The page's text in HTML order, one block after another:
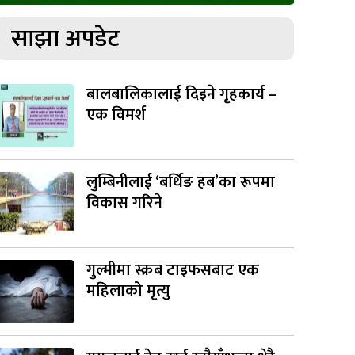
साझा अपडेट
बालबालिकालाई दिइने गृहकार्य –
एक विमर्श
लुम्बिनीलाई ‘बर्थिङ हब’का रूपमा
विकास गरिने
गुल्मीमा स्क्रब टाइफसबाट एक
महिलाको मृत्यु